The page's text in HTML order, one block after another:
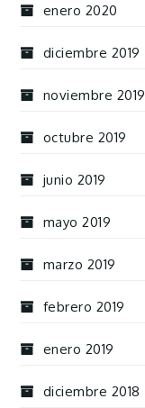
enero 2020
diciembre 2019
noviembre 2019
octubre 2019
junio 2019
mayo 2019
marzo 2019
febrero 2019
enero 2019
diciembre 2018